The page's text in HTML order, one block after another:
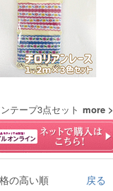
テープ3点セット more >
戻る
の高い順